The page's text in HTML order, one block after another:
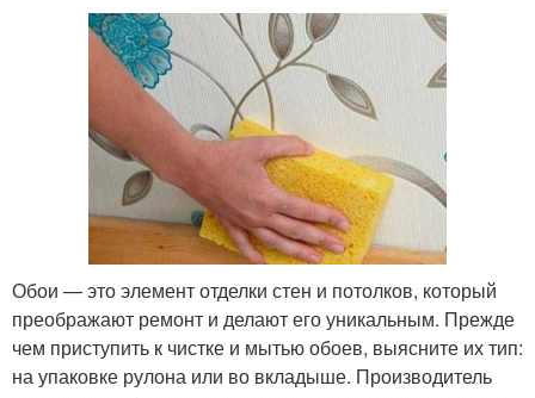
Обои — это элемент отделки стен и потолков, который
преображают ремонт и делают его уникальным. Прежде
чем приступить к чистке и мытью обоев, выясните их тип:
на упаковке рулона или во вкладыше. Производитель